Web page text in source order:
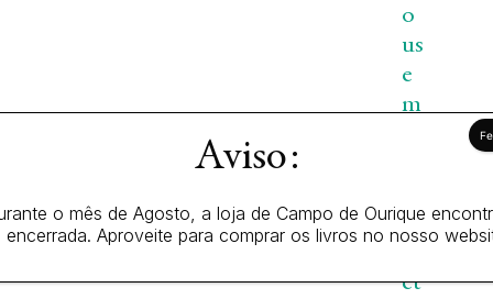
2
5
o
us
e
m
Se
et
Aviso:
o mês de Agosto, a loja de Campo de Ourique
encerrada. Aproveite para comprar os livros no nosso